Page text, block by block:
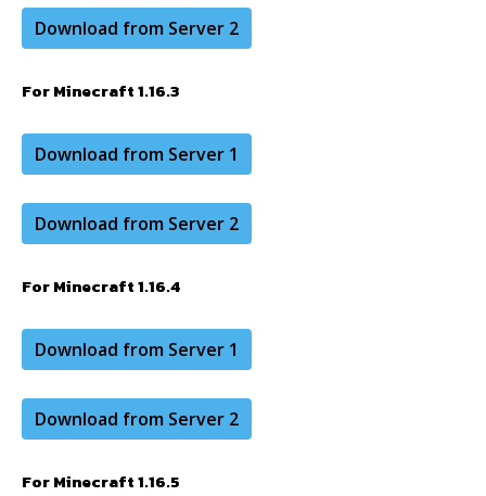
Download from Server 2
For Minecraft 1.16.3
Download from Server 1
Download from Server 2
For Minecraft 1.16.4
Download from Server 1
Download from Server 2
For Minecraft 1.16.5